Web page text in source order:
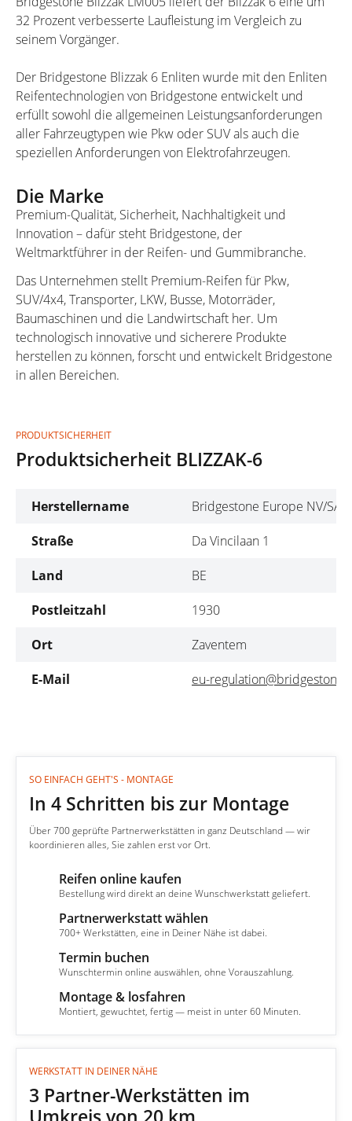
32 Prozent verbesserte Laufleistung im Vergleich zu
seinem Vorgänger.
Der Bridgestone Blizzak 6 Enliten wurde mit den Enliten
Reifentechnologien von Bridgestone entwickelt und
erfüllt sowohl die allgemeinen Leistungsanforderungen
aller Fahrzeugtypen wie Pkw oder SUV als auch die
speziellen Anforderungen von Elektrofahrzeugen.
Die Marke
Premium-Qualität, Sicherheit, Nachhaltigkeit und
Innovation – dafür steht Bridgestone, der
Weltmarktführer in der Reifen- und Gummibranche.
Das Unternehmen stellt Premium-Reifen für Pkw,
SUV/4x4, Transporter, LKW, Busse, Motorräder,
Baumaschinen und die Landwirtschaft her. Um
technologisch innovative und sicherere Produkte
herstellen zu können, forscht und entwickelt Bridgestone
in allen Bereichen.
PRODUKTSICHERHEIT
Produktsicherheit BLIZZAK-6
Herstellername
Bridgestone Europe NV/SA
Straße
Da Vincilaan 1
Land
BE
Postleitzahl
1930
Ort
Zaventem
E-Mail
eu-
SO EINFACH GEHT'S - MONTAGE
In 4 Schritten bis zur Montage
Über 700 geprüfte Partnerwerkstätten in ganz Deutschland — wir
koordinieren alles, Sie zahlen erst vor Ort.
Reifen online kaufen
Bestellung wird direkt an deine Wunschwerkstatt geliefert.
Partnerwerkstatt wählen
700+ Werkstätten, eine in Deiner Nähe ist dabei.
Termin buchen
Wunschtermin online auswählen, ohne Vorauszahlung.
Montage & losfahren
Montiert, gewuchtet, fertig — meist in unter 60 Minuten.
WERKSTATT IN DEINER NÄHE
3 Partner-Werkstätten im